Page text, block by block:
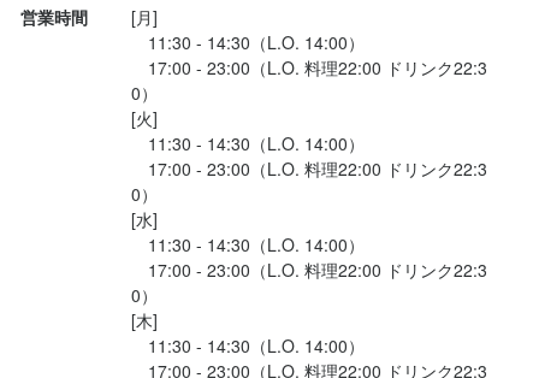
次回もお楽しみに☺️
#絶品過ぎグルメ
営業時間
[月]
11:30 - 14:30（L.O. 14:00）
17:00 - 23:00（L.O. 料理22:00 ドリンク22:3
0）
[火]
11:30 - 14:30（L.O. 14:00）
17:00 - 23:00（L.O. 料理22:00 ドリンク22:3
0）
[水]
11:30 - 14:30（L.O. 14:00）
17:00 - 23:00（L.O. 料理22:00 ドリンク22:3
0）
[木]
11:30 - 14:30（L.O. 14:00）
17:00 - 23:00（L.O. 料理22:00 ドリンク22:3
036-315-9474
法人名・事業者名
株式会社MINAMOTO　AKASAKA TAN伍
最終更新日2024/03/07